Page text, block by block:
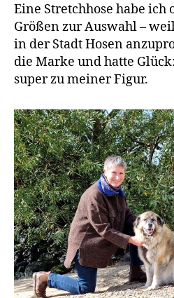
Eine Stretchhose habe
Größen zur Auswahl –
in der Stadt Hosen
die Marke und hatte
super zu meiner Figur.